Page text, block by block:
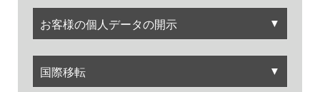
お客様の個人データの開示 ▼
国際移転 ▼